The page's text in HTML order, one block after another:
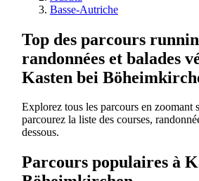
Basse-Autriche
Top des parcours
randonnées et balades
Kasten bei
Explorez tous les parcours en zoomant
parcourez la liste des courses,
dessous.
Parcours populaires à